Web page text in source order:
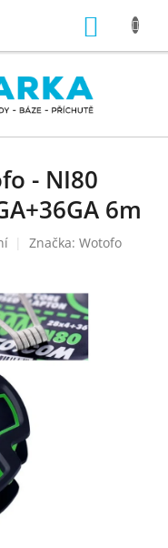
- NI80
6m
Značka: Wotofo